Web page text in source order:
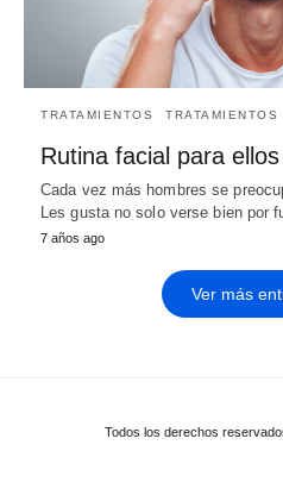
TRATAMIENTOS TRATAMIENTOS
Rutina facial para
Cada vez más hombres se
Les gusta no solo verse bien por
7 años ago
Ver más
Todos los derechos